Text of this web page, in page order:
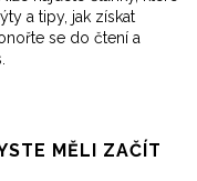
a tipy, jak získat
se do čtení a
MĚLI ZAČÍT